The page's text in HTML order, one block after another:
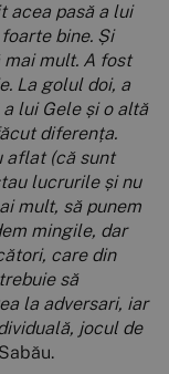
acea pasă a lui
bine. Și
mult. A fost
La golul doi, a
lui Gele și o altă
diferența.
aflat (că sunt
lucrurile și nu
mult, să punem
mingile, dar
care din
să
la adversari, iar
jocul de